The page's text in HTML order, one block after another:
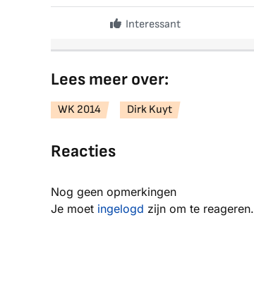
Interessant
Lees meer over:
WK 2014 Dirk Kuyt
Reacties
Nog geen opmerkingen
Je moet ingelogd zijn om te reageren.